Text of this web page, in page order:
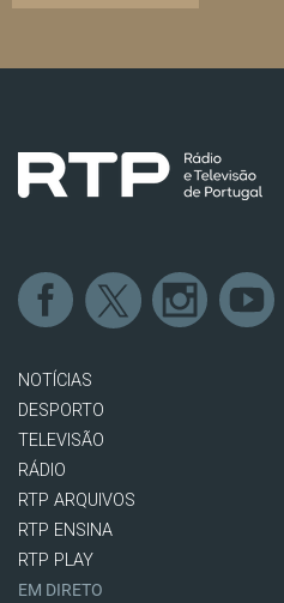
NOTÍCIAS
DESPORTO
TELEVISÃO
RÁDIO
RTP ARQUIVOS
RTP ENSINA
RTP PLAY
EM DIRETO